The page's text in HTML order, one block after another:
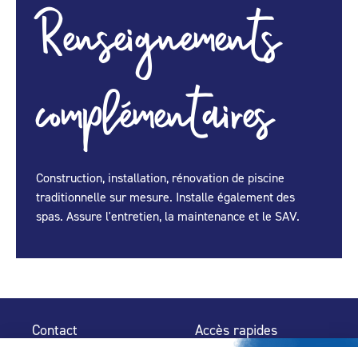
Renseignements
complémentaires
Construction, installation, rénovation de piscine
traditionnelle sur mesure. Installe également des
spas. Assure l'entretien, la maintenance et le SAV.
Contact Accès rapides